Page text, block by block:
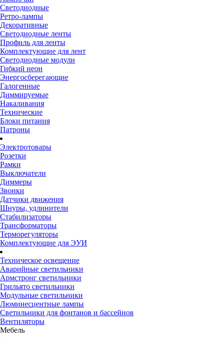
Светодиодные
Ретро-лампы
Декоративные
Светодиодные ленты
Профиль для ленты
Комплектующие для лент
Светодиодные модули
Гибкий неон
Энергосберегающие
Галогенные
Диммируемые
Накаливания
Технические
Блоки питания
Патроны
Электротовары
Розетки
Рамки
Выключатели
Диммеры
Звонки
Датчики движения
Шнуры, удлинители
Стабилизаторы
Трансформаторы
Терморегуляторы
Комплектующие для ЭУИ
Техническое освещение
Аварийные светильники
Армстронг светильники
Грильято светильники
Модульные светильники
Люминесцентные лампы
Светильники для фонтанов и бассейнов
Вентиляторы
Мебель